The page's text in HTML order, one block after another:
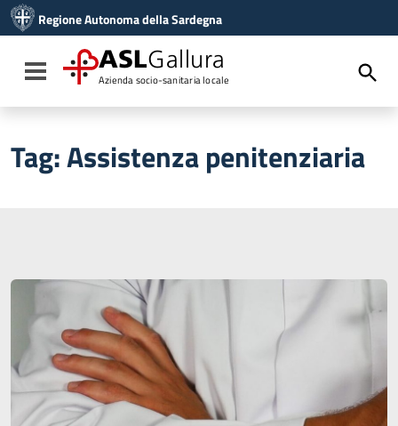
Vai al menu di navigazione
Vai al footer
Regione Autonoma della Sardegna
Toggle navigation
ASLGallura
Azienda socio-sanitaria locale
Tag:Assistenza penitenziaria